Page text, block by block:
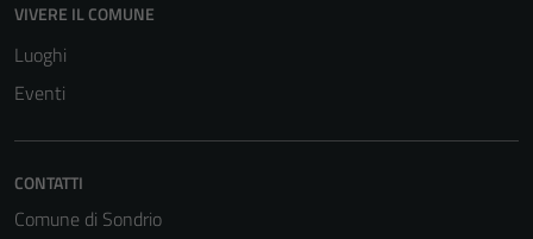
VIVERE IL COMUNE
Luoghi
Eventi
CONTATTI
Comune di Sondrio